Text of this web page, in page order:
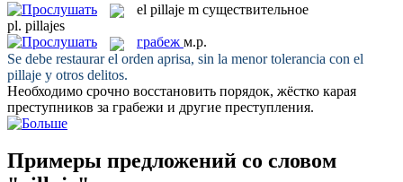
el pillaje m существительное
pl. pillajes
грабеж м.р.
Se debe restaurar el orden aprisa, sin la menor tolerancia con el
pillaje y otros delitos.
Необходимо срочно восстановить порядок, жёстко карая
преступников за грабежи и другие преступления.
Примеры предложений со словом